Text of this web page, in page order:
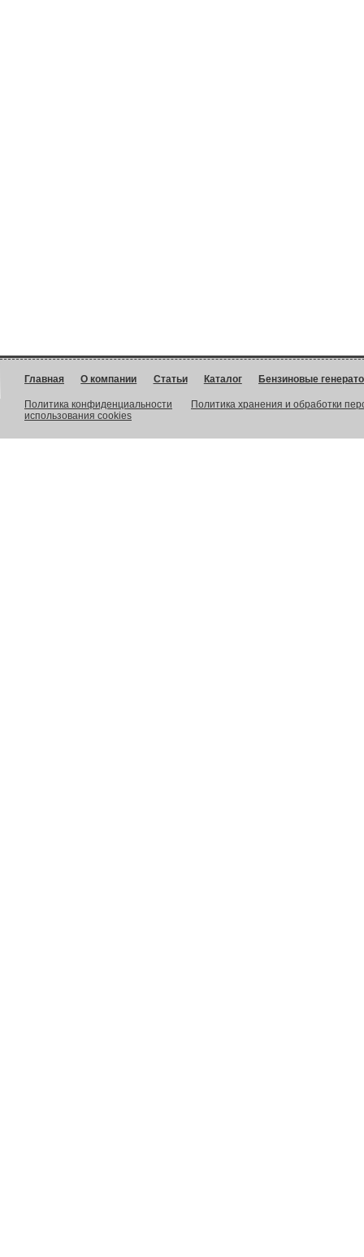
Главная О компании Статьи Каталог Бензиновые
Политика конфиденциальности
Политика хранения и обработки
использования cookies